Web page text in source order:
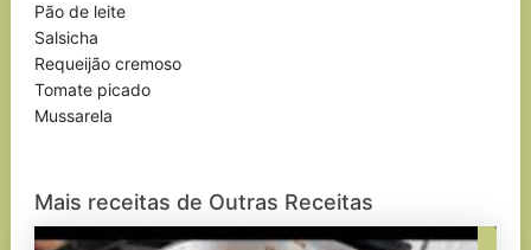
Pão de leite
Salsicha
Requeijão cremoso
Tomate picado
Mussarela
Mais receitas de Outras Receitas